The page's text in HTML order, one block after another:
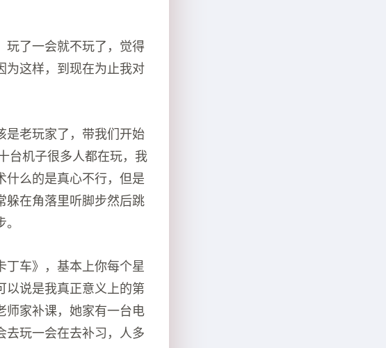
玩了一会就不玩了，觉得
为这样，到现在为止我对
是老玩家了，带我们开始
台机子很多人都在玩，我
什么的是真心不行，但是
躲在角落里听脚步然后跳
丁车》，基本上你每个星
以说是我真正意义上的第
师家补课，她家有一台电
去玩一会在去补习，人多